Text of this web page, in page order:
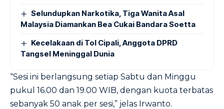
Selundupkan Narkotika, Tiga Wanita Asal
Malaysia Diamankan Bea Cukai Bandara Soetta
Kecelakaan di Tol Cipali, Anggota DPRD
Tangsel Meninggal Dunia
“Sesi ini berlangsung setiap Sabtu dan Minggu
pukul 16.00 dan 19.00 WIB, dengan kuota terbatas
sebanyak 50 anak per sesi,” jelas Irwanto.